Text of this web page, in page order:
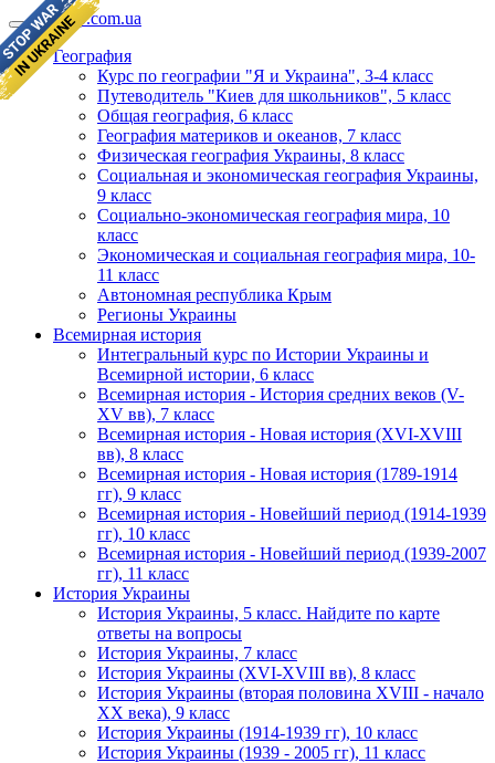
geomap.com.ua
География
Курс по географии "Я и Украина", 3-4 класс
Путеводитель "Киев для школьников", 5 класс
Общая география, 6 класс
География материков и океанов, 7 класс
Физическая география Украины, 8 класс
Социальная и экономическая география Украины,
9 класс
Социально-экономическая география мира, 10
класс
Экономическая и социальная география мира, 10-
11 класс
Автономная республика Крым
Регионы Украины
Всемирная история
Интегральный курс по Истории Украины и
Всемирной истории, 6 класс
Всемирная история - История средних веков (V-
XV вв), 7 класс
Всемирная история - Новая история (XVI-XVIII
вв), 8 класс
Всемирная история - Новая история (1789-1914
гг), 9 класс
Всемирная история - Новейший период (1914-1939
гг), 10 класс
Всемирная история - Новейший период (1939-2007
гг), 11 класс
История Украины
История Украины, 5 класс. Найдите по карте
ответы на вопросы
История Украины, 7 класс
История Украины (XVI-XVIII вв), 8 класс
История Украины (вторая половина XVIII - начало
XX века), 9 класс
История Украины (1914-1939 гг), 10 класс
История Украины (1939 - 2005 гг), 11 класс